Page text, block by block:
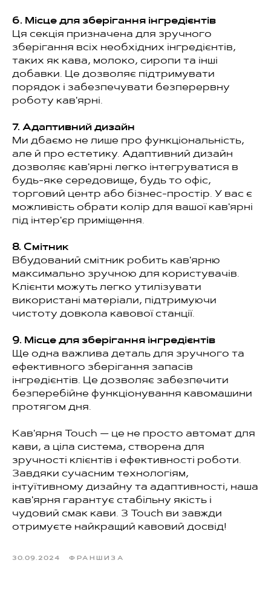
6. Місце для зберігання інгредієнтів
Ця секція призначена для зручного
зберігання всіх необхідних інгредієнтів,
таких як кава, молоко, сиропи та інші
добавки. Це дозволяє підтримувати
порядок і забезпечувати безперервну
роботу кав'ярні.
7. Адаптивний дизайн
Ми дбаємо не лише про функціональність,
але й про естетику. Адаптивний дизайн
дозволяє кав'ярні легко інтегруватися в
будь-яке середовище, будь то офіс,
торговий центр або бізнес-простір. У вас є
можливість обрати колір для вашої кав'ярні
під інтер'єр приміщення.
8. Смітник
Вбудований смітник робить кав'ярню
максимально зручною для користувачів.
Клієнти можуть легко утилізувати
використані матеріали, підтримуючи
чистоту довкола кавової станції.
9. Місце для зберігання інгредієнтів
Ще одна важлива деталь для зручного та
ефективного зберігання запасів
інгредієнтів. Це дозволяє забезпечити
безперебійне функціонування кавомашини
протягом дня.
Кав'ярня Touch — це не просто автомат для
кави, а ціла система, створена для
зручності клієнтів і ефективності роботи.
Завдяки сучасним технологіям,
інтуїтивному дизайну та адаптивності, наша
кав'ярня гарантує стабільну якість і
чудовий смак кави. З Touch ви завжди
отримуєте найкращий кавовий досвід!
30.09.2024 ФРАНШИЗА